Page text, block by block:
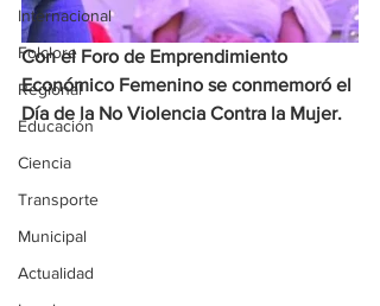
Internacional
Folclore
Regional
Educación
Ciencia
Transporte
Municipal
Actualidad
Con el Foro de Emprendimiento
Económico Femenino se conmemoró el
Día de la No Violencia Contra la Mujer.